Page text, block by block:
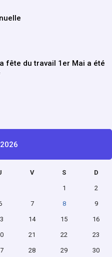
fête du travail 1er Mai a été
V S D
1 2
7 8 9
14 15 16
21 22 23
28 29 30